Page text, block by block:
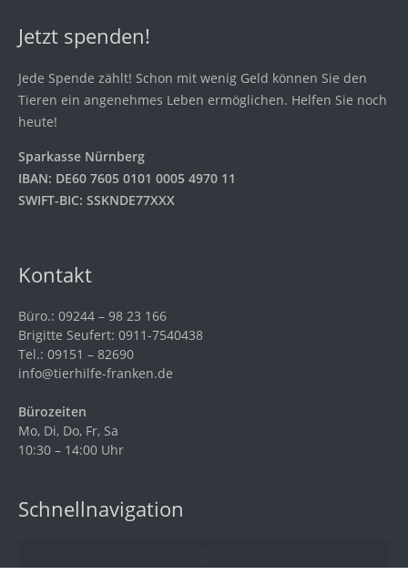
Jetzt spenden!
Jede Spende zählt! Schon mit wenig Geld können Sie den
Tieren ein angenehmes Leben ermöglichen. Helfen Sie noch
heute!
Sparkasse Nürnberg
IBAN: DE60 7605 0101 0005 4970 11
SWIFT-BIC: SSKNDE77XXX
Kontakt
Büro.: 09244 – 98 23 166
Brigitte Seufert: 0911-7540438
Tel.: 09151 – 82690
info@tierhilfe-franken.de
Bürozeiten
Mo, Di, Do, Fr, Sa
10:30 – 14:00 Uhr
Schnellnavigation